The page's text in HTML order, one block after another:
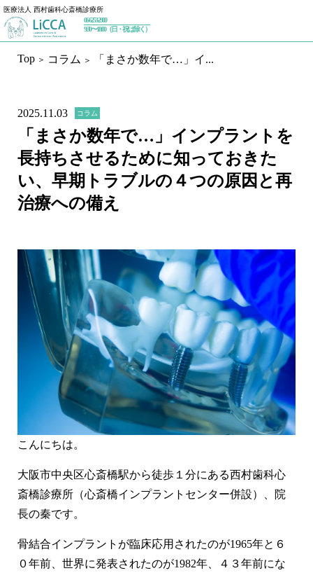
医療法人 西村歯科心斎橋診療所
06-6253-2900
9:30〜18:00（日・祝は除く）
トップページ
初めての方へ
治療内容
予防歯科
ホワイトニング
一般歯科／設備
インプラント
審美歯科
精密根管治療（マイクロエンド）
マウスピース矯正（インビザライン）
歯周治療
虫歯治療
短期集中治療
静脈内鎮静法 / 笑気麻酔
企業歯科検診
LiCCA Lab（技工所）
治療費
症例
症例紹介
料金表
お悩みから探す
医師紹介
Top コラム 「まさか数年で…」イ...
2025.11.03 コラム
「まさか数年で…」インプラントを
長持ちさせるために知っておきた
い、早期トラブルの４つの原因と再
治療への備え
こんにちは。
大阪市中央区心斎橋駅から徒歩１分にある西村歯科心
斎橋診療所（心斎橋インプラントセンター併設）、院
長の秦です。
骨結合インプラントが臨床応用されたのが1965年と６
０年前、世界に発表されたのが1982年、４３年前にな